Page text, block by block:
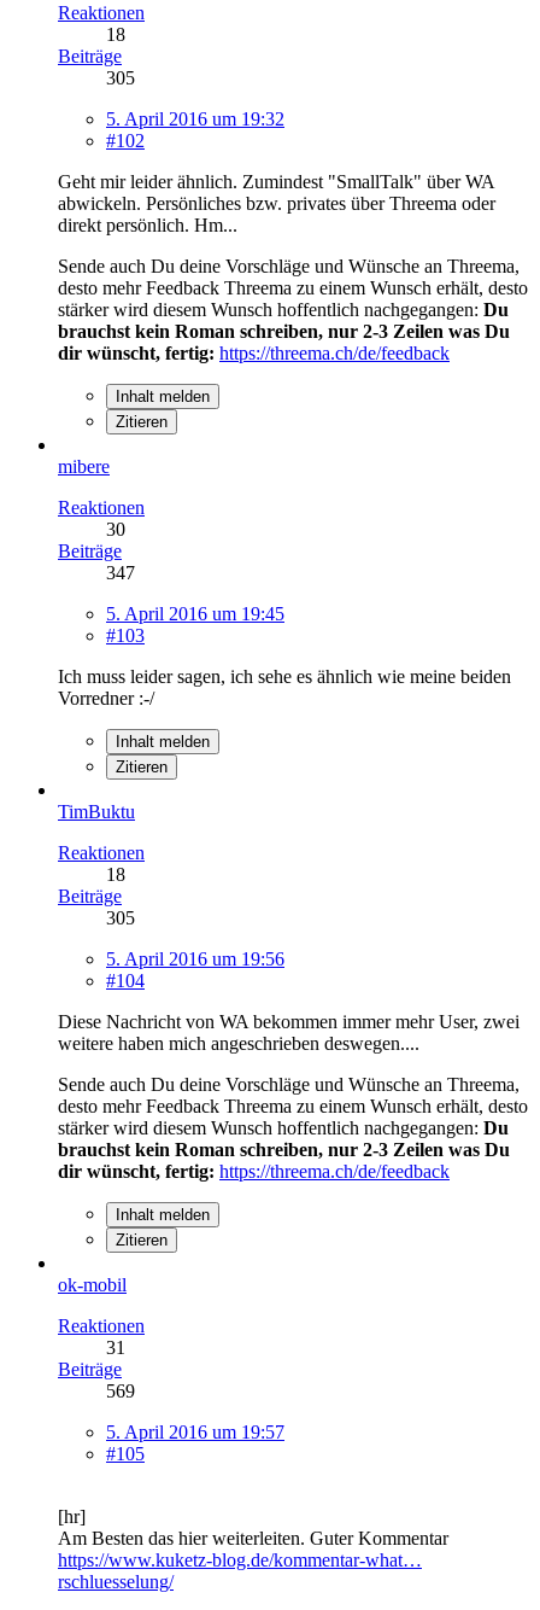
Reaktionen
18
Beiträge
305
5. April 2016 um 19:32
#102
Geht mir leider ähnlich. Zumindest "SmallTalk" über WA
abwickeln. Persönliches bzw. privates über Threema oder
direkt persönlich. Hm...
Sende auch Du deine Vorschläge und Wünsche an Threema,
desto mehr Feedback Threema zu einem Wunsch erhält, desto
stärker wird diesem Wunsch hoffentlich nachgegangen: Du
brauchst kein Roman schreiben, nur 2-3 Zeilen was Du
dir wünscht, fertig: https://threema.ch/de/feedback
Inhalt melden
Zitieren
mibere
Reaktionen
30
Beiträge
347
5. April 2016 um 19:45
#103
Ich muss leider sagen, ich sehe es ähnlich wie meine beiden
Vorredner :-/
Inhalt melden
Zitieren
TimBuktu
Reaktionen
18
Beiträge
305
5. April 2016 um 19:56
#104
Diese Nachricht von WA bekommen immer mehr User, zwei
weitere haben mich angeschrieben deswegen....
Sende auch Du deine Vorschläge und Wünsche an Threema,
desto mehr Feedback Threema zu einem Wunsch erhält, desto
stärker wird diesem Wunsch hoffentlich nachgegangen: Du
brauchst kein Roman schreiben, nur 2-3 Zeilen was Du
dir wünscht, fertig: https://threema.ch/de/feedback
Inhalt melden
Zitieren
ok-mobil
Reaktionen
31
Beiträge
569
5. April 2016 um 19:57
#105
[hr]
Am Besten das hier weiterleiten. Guter Kommentar
https://www.kuketz-blog.de/kommentar-what…
rschluesselung/